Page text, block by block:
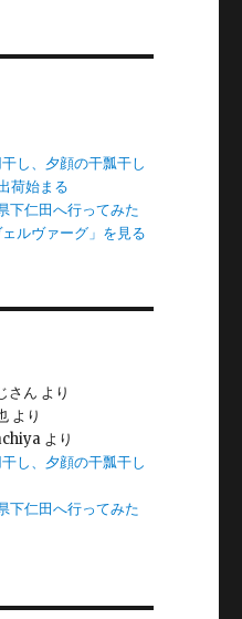
し、夕顔の干瓢干し
荷始まる
仁田へ行ってみた
ルヴァーグ」を見る
さん より
より
より
し、夕顔の干瓢干し
仁田へ行ってみた